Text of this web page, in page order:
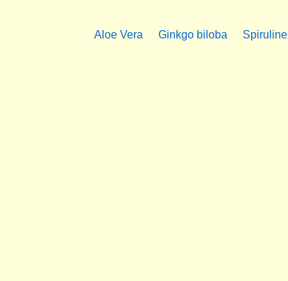
Aloe Vera Ginkgo biloba Spiruline